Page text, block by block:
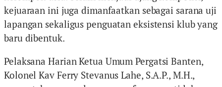
kejuaraan ini juga dimanfaatkan sebagai sarana uji
lapangan sekaligus penguatan eksistensi klub yang
baru dibentuk.
Pelaksana Harian Ketua Umum Pergatsi Banten,
Kolonel Kav Ferry Stevanus Lahe, S.A.P., M.H.,